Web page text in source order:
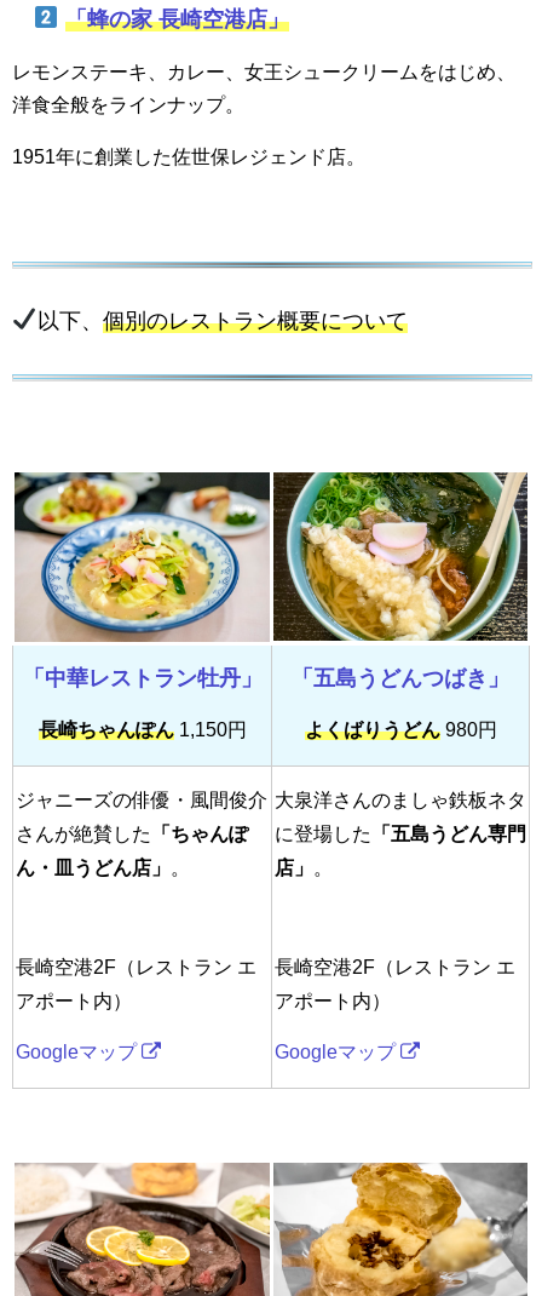
「蜂の家 長崎空港店」
レモンステーキ、カレー、女王シュークリームをはじめ、
洋食全般をラインナップ。
1951年に創業した佐世保レジェンド店。
以下、 個別のレストラン概要について
「中華レストラン牡丹」
長崎ちゃんぽん1,150円
「五島うどんつばき」
よくばりうどん980円
ジャニーズの俳優・風間俊介
さんが絶賛した
「ちゃんぽ
ん・皿うどん店」 。
長崎空港2F（レストラン エ
アポート内）
Googleマップ
大泉洋さんのましゃ鉄板ネタ
に登場した
「五島うどん専門
店」 。
長崎空港2F（レストラン エ
アポート内）
Googleマップ